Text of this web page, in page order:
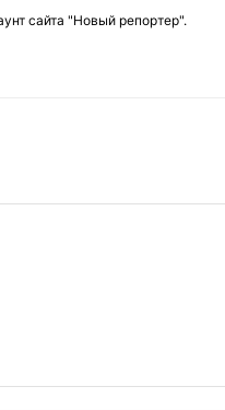
сайта "Новый репортер".